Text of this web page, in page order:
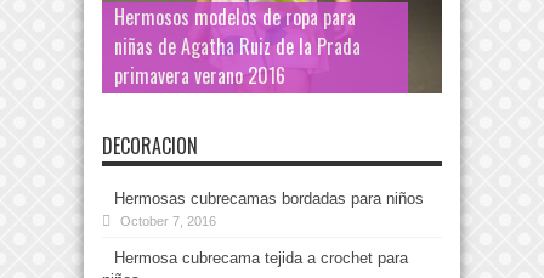
Hermosos modelos de ropa para
niñas de Agatha Ruiz de la Prada
primavera verano 2016
DECORACION
Hermosas cubrecamas bordadas para niños
October 7, 2016
Hermosa cubrecama tejida a crochet para